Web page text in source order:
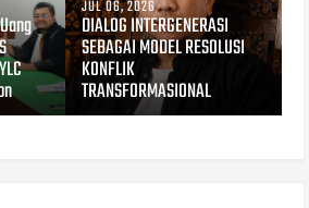
JUL 06, 2026
DIALOG INTERGENERASI
SEBAGAI MODEL RESOLUSI
KONFLIK
TRANSFORMASIONAL